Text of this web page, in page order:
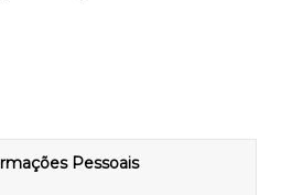
Pessoais